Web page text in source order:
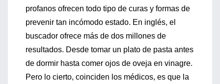
profanos ofrecen todo tipo de curas y formas de
prevenir tan incómodo estado. En inglés, el
buscador ofrece más de dos millones de
resultados. Desde tomar un plato de pasta antes
de dormir hasta comer ojos de oveja en vinagre.
Pero lo cierto, coinciden los médicos, es que la